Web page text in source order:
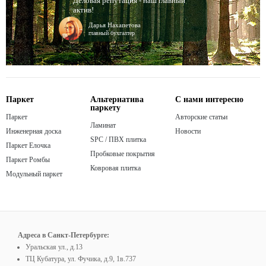
актив!
Дарья Нахапетова
главный бухгалтер
Паркет
Паркет
Инженерная доска
Паркет Елочка
Паркет Ромбы
Модульный паркет
Альтернатива
паркету
Ламинат
SPC / ПВХ плитка
Пробковые покрытия
Ковровая плитка
С нами интересно
Авторские статьи
Новости
Адреса в Санкт-Петербурге:
Уральская ул., д.13
ТЦ Кубатура, ул. Фучика, д.9, 1в.737